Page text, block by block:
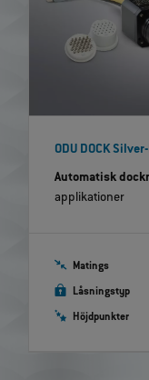
ODU DOCK
Automatisk
applikationer
Matings
Låsningstyp
Höjdpunkter